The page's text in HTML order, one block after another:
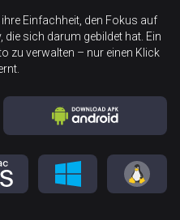
Einfachheit, den Fokus auf
sich darum gebildet hat. Ein
zu verwalten – nur einen Klick